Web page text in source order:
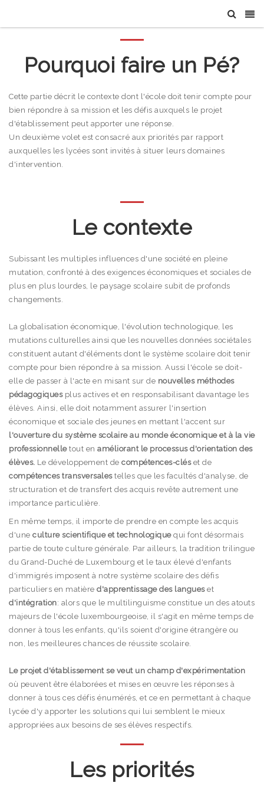
Pourquoi faire un Pé?
Cette partie décrit le contexte dont l'école doit tenir compte pour
bien répondre à sa mission et les défis auxquels le projet
d'établissement peut apporter une réponse.
Un deuxième volet est consacré aux priorités par rapport
auxquelles les lycées sont invités à situer leurs domaines
d'intervention.
Le contexte
Subissant les multiples influences d'une société en pleine
mutation, confronté à des exigences économiques et sociales de
plus en plus lourdes, le paysage scolaire subit de profonds
changements.
La globalisation économique, l'évolution technologique, les
mutations culturelles ainsi que les nouvelles données sociétales
constituent autant d'éléments dont le système scolaire doit tenir
compte pour bien répondre à sa mission. Aussi l'école se doit-
elle de passer à l'acte en misant sur de nouvelles méthodes
pédagogiquesplus actives et en responsabilisant davantage les
élèves. Ainsi, elle doit notamment assurer l'insertion
économique et sociale des jeunes en mettant l'accent sur
l'ouverture du système scolaire au monde économique et à la vie
professionnelletout en améliorant le processus d'orientation des
élèves. Le développement de compétences-cléset de
compétences transversalestelles que les facultés d'analyse, de
structuration et de transfert des acquis revête autrement une
importance particulière.
En même temps, il importe de prendre en compte les acquis
d'une culture scientifique et technologiquequi font désormais
partie de toute culture générale. Par ailleurs, la tradition trilingue
du Grand-Duché de Luxembourg et le taux élevé d'enfants
d'immigrés imposent à notre système scolaire des défis
particuliers en matière d'apprentissage des langueset
d'intégration: alors que le multilinguisme constitue un des atouts
majeurs de l'école luxembourgeoise, il s'agit en même temps de
donner à tous les enfants, qu'ils soient d'origine étrangère ou
non, les meilleures chances de réussite scolaire.
Le projet d'établissement se veut un champ d'expérimentation
où peuvent être élaborées et mises en œuvre les réponses à
donner à tous ces défis énumérés, et ce en permettant à chaque
lycée d'y apporter les solutions qui lui semblent le mieux
appropriées aux besoins de ses élèves respectifs.
Les priorités